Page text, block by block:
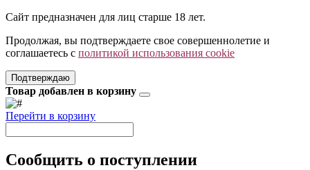
Сайт предназначен для лиц старше 18 лет.
Продолжая, вы подтверждаете свое совершеннолетие и
соглашаетесь с политикой использования cookie
Подтверждаю
Товар добавлен в корзину
Перейти в корзину
Сообщить о поступлении